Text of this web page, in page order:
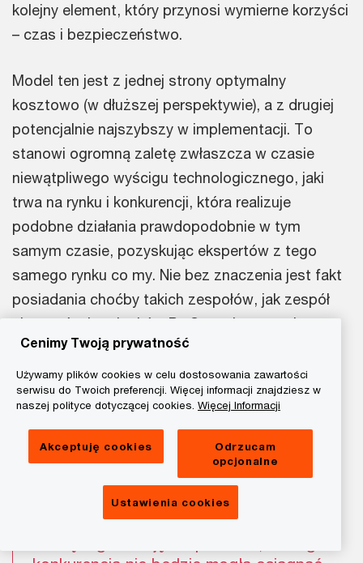
kolejny element, który przynosi wymierne korzyści
– czas i bezpieczeństwo.
Model ten jest z jednej strony optymalny
kosztowo (w dłuższej perspektywie), a z drugiej
potencjalnie najszybszy w implementacji. To
stanowi ogromną zaletę zwłaszcza w czasie
niewątpliwego wyścigu technologicznego, jaki
trwa na rynku i konkurencji, która realizuje
podobne działania prawdopodobnie w tym
samym czasie, pozyskując ekspertów z tego
samego rynku co my. Nie bez znaczenia jest fakt
posiadania choćby takich zespołów, jak zespół
ekspertów i praktyków PwC z pełnym spektrum
kompetencji począwszy od budowania strategii,
poprzez technologie, a skończywszy na
obszarach bezpieczeństwa i regulacji prawnych.
Sama chmura bez kontekstu i
uzasadnienia biznesowego nie niesie
większej wartości. Natomiast chmura z
efektem biznesowym może podnieść
Cenimy Twoją prywatność
Używamy plików cookies w celu dostosowania zawartości
serwisu do Twoich preferencji. Więcej informacji znajdziesz w
naszej polityce dotyczącej cookies. Więcej Informacji
Akceptuję cookies
Odrzucam
opcjonalne
Ustawienia cookies